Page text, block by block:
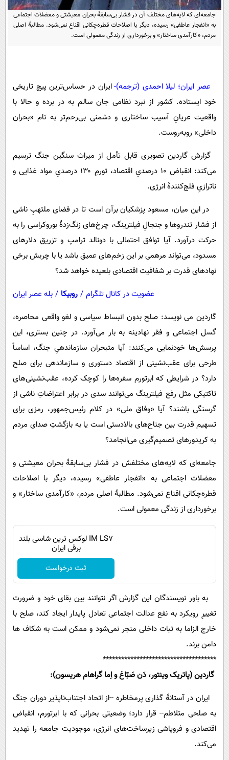
سرگرمی
فناوری
فرهنگی
اجتماعی
حیات وحش
پیامک
روانشناسی
آشپزی
جامعه‌ای که لایه‌های مختلف آن در فشار بی‌سابقۀ بحران معیشتی و معضلات اجتماعی
به «انفجار عاطفی» رسیده‌، دیگر با اصلاحات قطره‌چکانی اقناع نمی‌شود. مطالبۀ اصلی
مردم، «کارآمدی ساختار» و برخورداری از زندگی معمولی است.
عصر ایران؛ لیلا احمدی (ترجمه)-ایران در حساس‌ترین پیچ تاریخی‌
خود ایستاده. کشور از نبرد نظامی جان سالم به در برده و حالا با
واقعیت عریانِ آسیب ساختاری و دشمنی بی‌رحم‌تر به نام «بحران
داخلی» روبه‌روست.
گزارش گاردین تصویری قابل تأمل از میراث سنگین جنگ ترسیم
می‌کند: انقباض ۱۰ درصدیِ اقتصاد، تورمِ ۱۳۰ درصدیِ مواد غذایی و
ناترازیِ فلج‌کنندۀ انرژی.
در این میان، مسعود پزشکیان برآن است تا در فضای ملتهبِ ناشی
از فشار تندروها و جنجالِ فیلترینگ، چرخ‌های زنگ‌زدۀ بوروکراسی را به
حرکت درآورد. آیا توافق احتمالی با دونالد ترامپ و تزریق دلارهای
مسدود، می‌تواند مرهمی بر این زخم‌های عمیق باشد یا با چربش برخی
نهادهای قدرت بر شفافیت اقتصادی بلعیده خواهد شد؟
عضویت در کانال تلگرام / روبیکا / بله عصر ایران
گاردین می‌ نویسد: صلح بدون انبساط سیاسی و لغو واقعی محاصره،
گسل اجتماعی و فقر نهادینه به بار می‌آورد. در چنین بستری، این
پرسش‌ها خودنمایی می‌کنند: آیا متبحران سازماندهیِ جنگ، اساساً
طرحی برای عقب‌نشینی از اقتصاد دستوری و سازماندهی برای صلح
دارد؟ در شرایطی که ابرتورم سفره‌ها را کوچک کرده، عقب‌نشینی‌های
تاکتیکی مثل رفع فیلترینگ می‌توانند سدی در برابر اعتراضاتِ ناشی از
گرسنگی باشند؟ آیا «وفاق ملی» در کلام رئیس‌جمهور، رمزی برای
تسهیم قدرت بین جناح‌های بالادستی است یا به بازگشتِ صدای مردم
به کریدورهای تصمیم‌گیری می‌انجامد؟
جامعه‌ای که لایه‌های مختلفش در فشار بی‌سابقۀ بحران معیشتی و
معضلات اجتماعی به «انفجار عاطفی» رسیده‌، دیگر با اصلاحات
قطره‌چکانی اقناع نمی‌شود. مطالبۀ اصلی مردم، «کارآمدی ساختار» و
برخورداری از زندگی معمولی است.
IM LS7 لوکس ترین شاسی بلند
برقی ایران
ثبت درخواست
به باور نویسندگان این گزارش اگر نتوانند بین بقای خود و ضرورت
تغییرِ رویکرد به نفع عدالت اجتماعی تعادل پایدار ایجاد کند، صلح با
خارج الزاما به ثبات داخلی منجر نمی‌شود و ممکن است به شکاف ها
دامن بزند.
*************************************
گاردین (پاتریک وینتور، دَن صَبّاغ و اِما گراهام هریسون):
ایران در آستانۀ گذاری پرمخاطره --از اتحاد اجتناب‌ناپذیر دوران جنگ
به صلحی متلاطم-- قرار دارد؛ وضعیتی بحرانی که با ابرتورم، انقباض
اقتصادی و فروپاشی زیرساخت‌های انرژی، موجودیت جامعه را تهدید
می‌کند.